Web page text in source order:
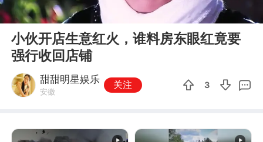
00:00 07:28
小伙开店生意红火，谁料房东眼红竟要
强行收回店铺
甜甜明星娱乐
安徽
关注 3